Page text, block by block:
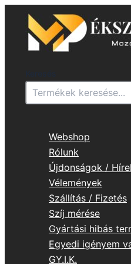
content
Webshop
Rólunk
Újdonságok /
Vélemények
Szállítás / Fizetés
Szíj mérése
Gyártási hibás
Egyedi igényem
GY.I.K.